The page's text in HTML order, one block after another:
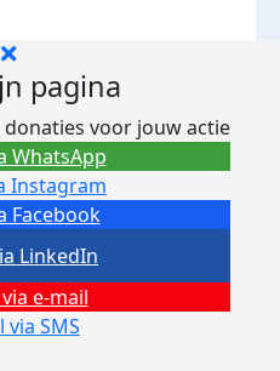
pagina
voor jouw actie
Facebook
Instagram
e-mail
via SMS
LinkedIn
WhatsApp